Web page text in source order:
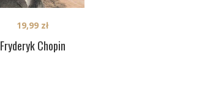
Fryderyk Chopin
19,99 zł